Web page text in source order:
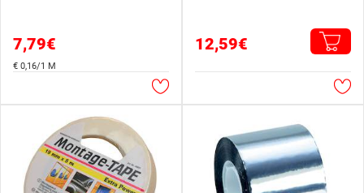
7,79€
€ 0,16/1 M
12,59€